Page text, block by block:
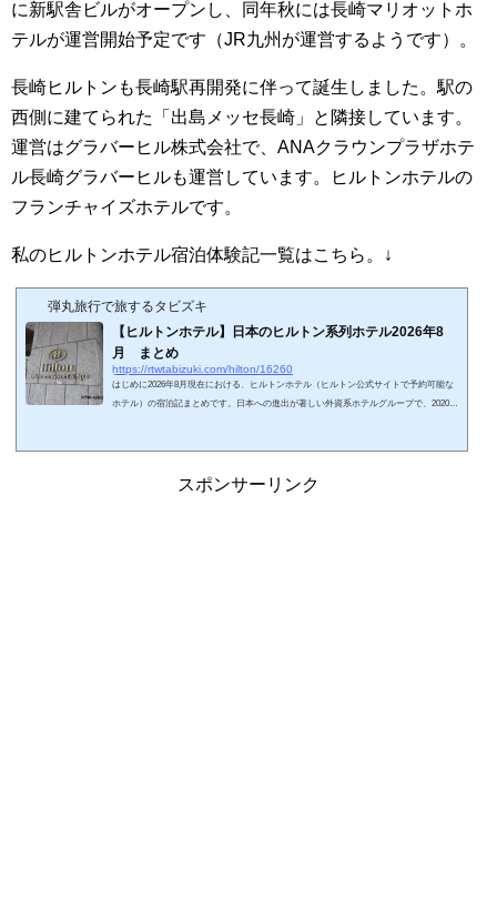
に新駅舎ビルがオープンし、同年秋には長崎マリオットホ
テルが運営開始予定です（JR九州が運営するようです）。
長崎ヒルトンも長崎駅再開発に伴って誕生しました。駅の
西側に建てられた「出島メッセ長崎」と隣接しています。
運営はグラバーヒル株式会社で、ANAクラウンプラザホテ
ル長崎グラバーヒルも運営しています。ヒルトンホテルの
フランチャイズホテルです。
私のヒルトンホテル宿泊体験記一覧はこちら。↓
弾丸旅行で旅するタビズキ
【ヒルトンホテル】日本のヒルトン系列ホテル2026年8
月 まとめ
https://rtwtabizuki.com/hilton/16260
はじめに2026年8月現在における、ヒルトンホテル（ヒルトン公式サイトで予約可能な
ホテル）の宿泊記まとめです。日本への進出が著しい外資系ホテルグループで、2020年
海道ヒルトンニセコビレッジ未就学児無し代替あり〇／×カサラ・ニセコビレッジ・タ
スポンサーリンク